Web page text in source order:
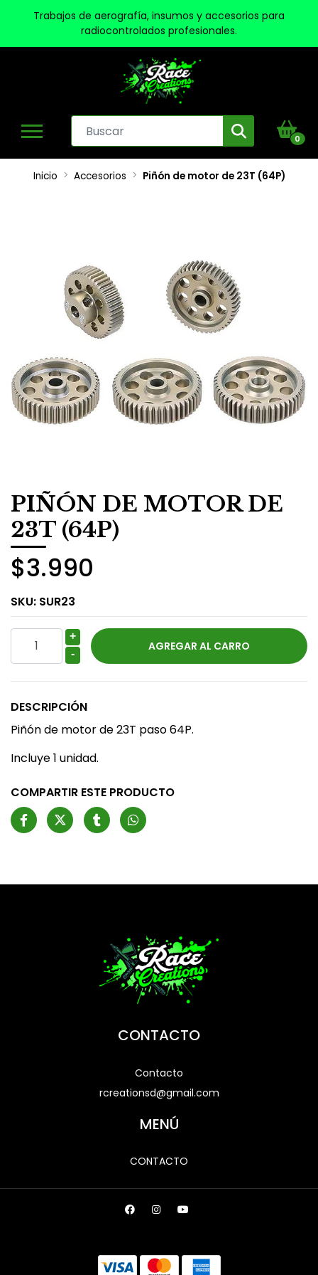
Trabajos de aerografía, insumos y accesorios para
radiocontrolados profesionales.
0
Inicio Accesorios Piñón de motor de 23T (64P)
PIÑÓN DE MOTOR DE
23T (64P)
$3.990
SKU: SUR23
+
-
DESCRIPCIÓN
Piñón de motor de 23T paso 64P.
Incluye 1 unidad.
COMPARTIR ESTE PRODUCTO
CONTACTO
Contacto
rcreationsd@gmail.com
MENÚ
CONTACTO